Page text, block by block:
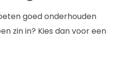
goed onderhouden
zin in? Kies dan voor een